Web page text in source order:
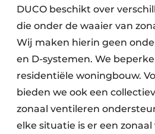
DUCO beschikt over
die onder de waaier van
Wij maken hierin geen
en D-systemen. We
residentiële woningbouw.
bieden we ook een
zonaal ventileren
elke situatie is er een